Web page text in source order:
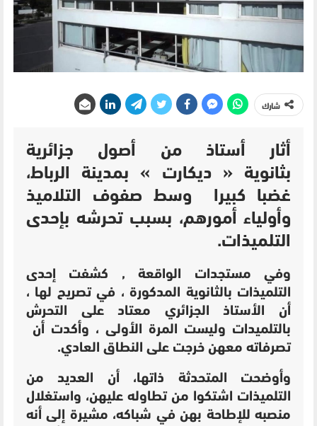
شارك
أثار أستاذ من أصول جزائرية
بثانوية «ديكارت » بمدينة الرباط،
غضبا كبيرا وسط صفوف التلاميذ
وأولياء أمورهم، بسبب تحرشه بإحدى
التلميذات.
وفي مستجدات الواقعة , كشفت إحدى
التلميذات بالثانوية المدكورة ، في تصريح لها ،
أن الأستاذ الجزائري معتاد على التحرش
بالتلميدات وليست المرة الأولى ، وأكدت أن
تصرفاته معهن خرجت على النطاق العادي.
وأوضحت المتحدثة ذاتها، أن العديد من
التلميذات اشتكوا من تطاوله عليهن، واستغلال
منصبه للإطاحة بهن في شباكه، مشيرة إلى أنه